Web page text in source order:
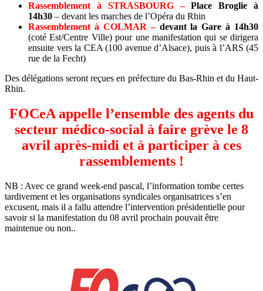
Rassemblement à STRASBOURG –Place Broglie à
14h30 – devant les marches de l’Opéra du Rhin
Rassemblement à COLMAR – devant la Gare à 14h30
(coté Est/Centre Ville) pour une manifestation qui se dirigera
ensuite vers la CEA (100 avenue d’Alsace), puis à l’ARS (45
rue de la Fecht)
Des délégations seront reçues en préfecture du Bas-Rhin et du Haut-
Rhin.
FOCeA appelle l’ensemble des agents du
secteur médico-social à faire grève le 8
avril après-midi et à participer à ces
rassemblements !
NB : Avec ce grand week-end pascal, l’information tombe certes
tardivement et les organisations syndicales organisatrices s’en
excusent, mais il a fallu attendre l’intervention présidentielle pour
savoir si la manifestation du 08 avril prochain pouvait être
maintenue ou non..